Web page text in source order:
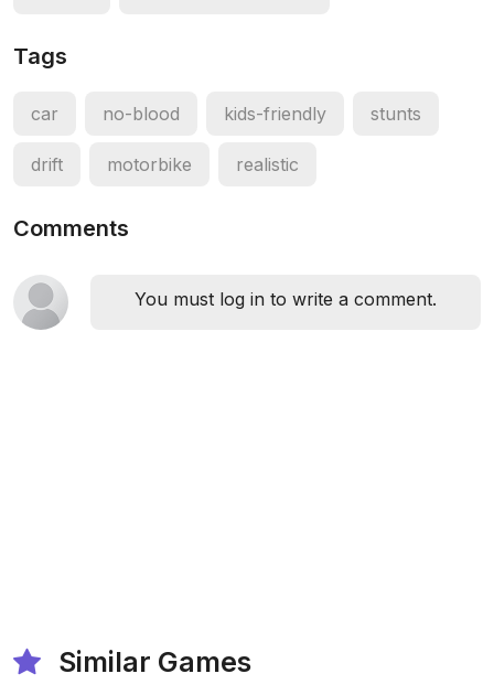
Tags
car no-blood kids-friendly stunts
drift motorbike realistic
Comments
You must log in to write a comment.
Similar Games